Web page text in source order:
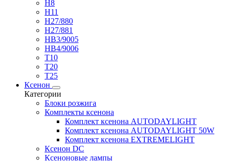
H8
H11
H27/880
H27/881
HB3/9005
HB4/9006
T10
T20
T25
Ксенон
Категории
Блоки розжига
Комплекты ксенона
Комплект ксенона AUTODAYLIGHT
Комплект ксенона AUTODAYLIGHT 50W
Комплект ксенона EXTREMELIGHT
Ксенон DC
Ксеноновые лампы